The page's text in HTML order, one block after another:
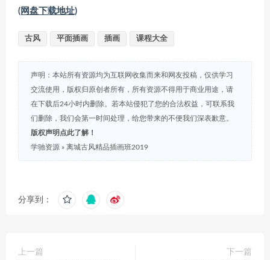
(网盘下载地址)
古风 平面插画 插画 课程大全
声明：本站所有资源均为互联网收集而来和网友投稿，仅供学习
交流使用，版权归原创者所有，所有资源不得用于商业用途，请
在下载后24小时内删除。若本站侵犯了您的合法权益，可联系我
们删除，我们会第一时间处理，给您带来的不便我们深表歉意。
版权声明点此了解！
学驰资源 » 离城古风精品插画班2019
分享到：
上一篇
下一篇